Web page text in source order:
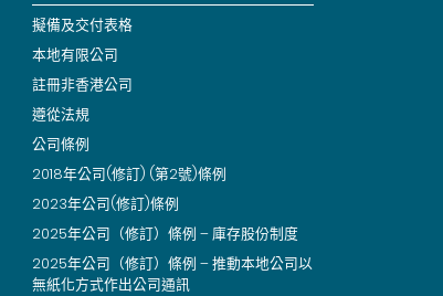
擬備及交付表格
本地有限公司
註冊非香港公司
遵從法規
公司條例
2018年公司(修訂) (第2號)條例
2023年公司(修訂)條例
2025年公司（修訂）條例 – 庫存股份制度
2025年公司（修訂）條例 – 推動本地公司以
無紙化方式作出公司通訊